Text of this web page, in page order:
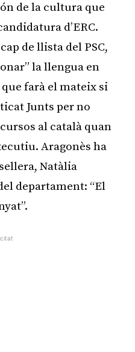
de la cultura que
d’ERC.
de llista del PSC,
la llengua en
farà el mateix si
Junts per no
al català quan
Aragonès ha
Natàlia
departament: “El